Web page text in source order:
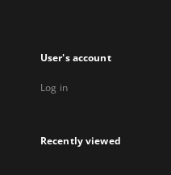
User's account
Log in
Recently viewed